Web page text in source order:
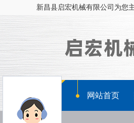
新昌县启宏机械有限公司为您
网站首页